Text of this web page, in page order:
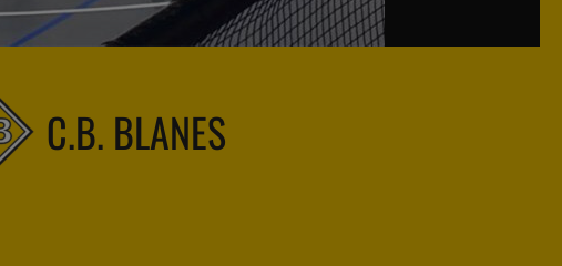
C.B. BLANES